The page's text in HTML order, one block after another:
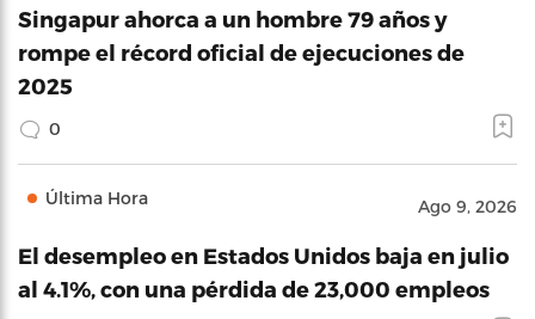
Singapur ahorca a un hombre 79 años y
rompe el récord oficial de ejecuciones de
2025
0
Última Hora Ago 9, 2026
El desempleo en Estados Unidos baja en julio
al 4.1%, con una pérdida de 23,000 empleos